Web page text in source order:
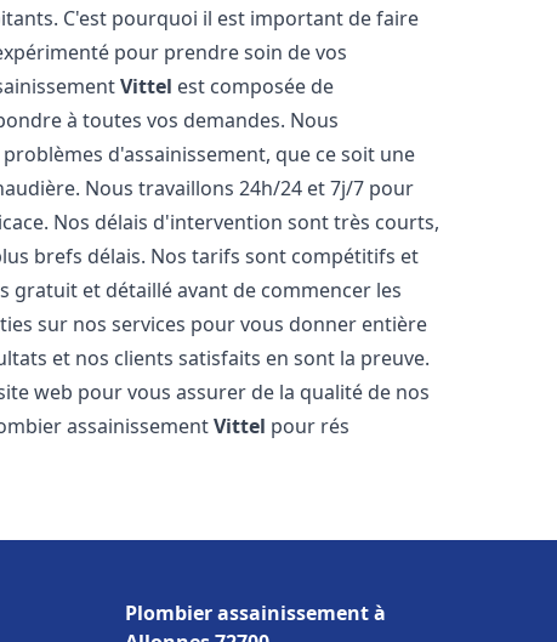
C'est pourquoi il est important de faire
pour prendre soin de vos
Vittel est composée de
à toutes vos demandes. Nous
d'assainissement, que ce soit une
Nous travaillons 24h/24 et 7j/7 pour
Nos délais d'intervention sont très courts,
brefs délais. Nos tarifs sont compétitifs et
et détaillé avant de commencer les
sur nos services pour vous donner entière
et nos clients satisfaits en sont la preuve.
web pour vous assurer de la qualité de nos
assainissementVittel pour rés
Plombier assainissement à